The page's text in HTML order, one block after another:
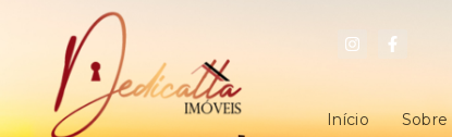
Início Sobre